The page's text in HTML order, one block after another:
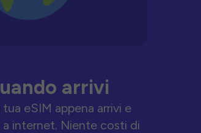
arrivi
eSIM appena arrivi e
internet. Niente costi di